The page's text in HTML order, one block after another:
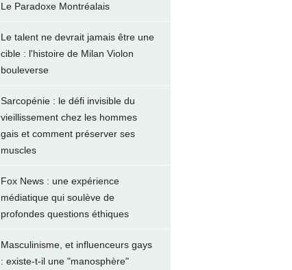
Le Paradoxe Montréalais
Le talent ne devrait jamais être une
cible : l'histoire de Milan Violon
bouleverse
Sarcopénie : le défi invisible du
vieillissement chez les hommes
gais et comment préserver ses
muscles
Fox News : une expérience
médiatique qui soulève de
profondes questions éthiques
Masculinisme, et influenceurs gays
: existe-t-il une "manosphère"